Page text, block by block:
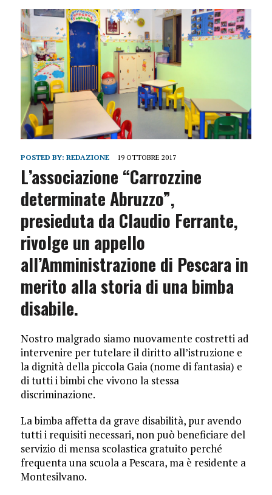
POSTED BY: REDAZIONE 19 OTTOBRE 2017
L’associazione “Carrozzine
determinate Abruzzo”,
presieduta da Claudio Ferrante,
rivolge un appello
all’Amministrazione di Pescara in
merito alla storia di una bimba
disabile.
Nostro malgrado siamo nuovamente costretti ad
intervenire per tutelare il diritto all’istruzione e
la dignità della piccola Gaia (nome di fantasia) e
di tutti i bimbi che vivono la stessa
discriminazione.
La bimba affetta da grave disabilità, pur avendo
tutti i requisiti necessari, non può beneficiare del
servizio di mensa scolastica gratuito perché
frequenta una scuola a Pescara, ma è residente a
Montesilvano.